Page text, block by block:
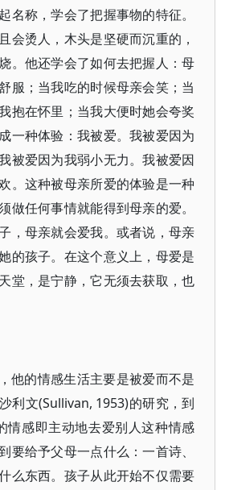
名称，学会了把握事物的特征。
会烫人，木头是坚硬而沉重的，
。他还学会了如何去把握人：母
服；当我吃的时候母亲会笑；当
抱在怀里；当我大便时她会夸奖
一种体验：我被爱。我被爱因为
被爱因为我弱小无力。我被爱因
。这种被母亲所爱的体验是一种
做任何事情就能得到母亲的爱。
，母亲就会爱我。或者说，母亲
的孩子。在这个意义上，母爱是
堂，是宁静，它无须去获取，也
他的情感生活主要是被爱而不是
利文(Sullivan, 1953)的研究，到
情感即主动地去爱别人这种情感
要给予父母一点什么：一首诗、
么东西。孩子从此开始不仅需要